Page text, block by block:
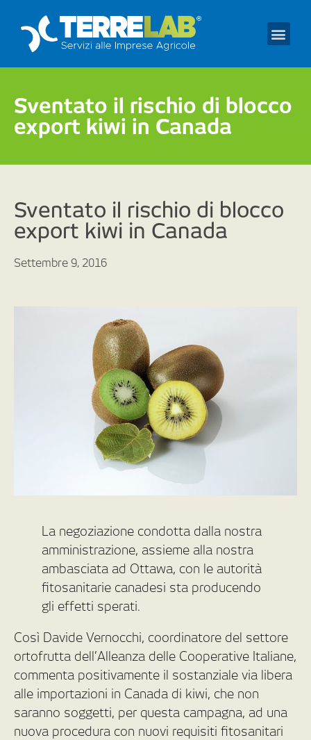
Sventato il rischio di blocco
export kiwi in Canada
Sventato il rischio di blocco
export kiwi in Canada
Settembre 9, 2016
La negoziazione condotta dalla nostra
amministrazione, assieme alla nostra
ambasciata ad Ottawa, con le autorità
fitosanitarie canadesi sta producendo
gli effetti sperati.
Così Davide Vernocchi, coordinatore del settore
ortofrutta dell’Alleanza delle Cooperative Italiane,
commenta positivamente il sostanziale via libera
alle importazioni in Canada di kiwi, che non
saranno soggetti, per questa campagna, ad una
nuova procedura con nuovi requisiti fitosanitari